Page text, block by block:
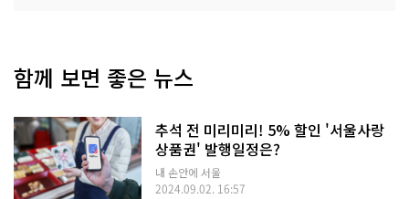
함께 보면 좋은 뉴스
추석 전 미리미리! 5% 할인 '서울사랑
상품권' 발행일정은?
내 손안에 서울
2024.09.02. 16:57